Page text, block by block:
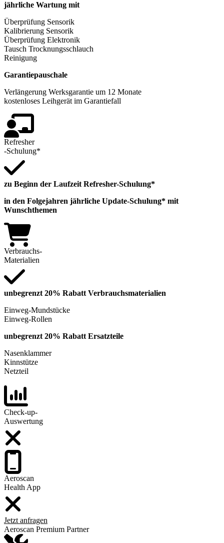
jährliche Wartung mit
Überprüfung Sensorik
Kalibrierung Sensorik
Überprüfung Elektronik
Tausch Trocknungsschlauch
Reinigung
Garantiepauschale
Verlängerung Werksgarantie um 12 Monate
kostenloses Leihgerät im Garantiefall
Refresher
-Schulung*
zu Beginn der Laufzeit Refresher-Schulung*
in den Folgejahren jährliche Update-Schulung* mit
Wunschthemen
Verbrauchs-
Materialien
unbegrenzt 20% Rabatt Verbrauchsmaterialien
Einweg-Mundstücke
Einweg-Rollen
unbegrenzt 20% Rabatt Ersatzteile
Nasenklammer
Kinnstütze
Netzteil
Check-up-
Auswertung
Aeroscan
Health App
Jetzt anfragen
Aeroscan Premium Partner